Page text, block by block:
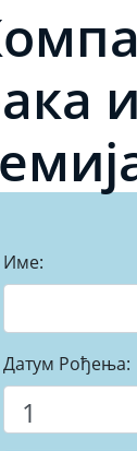
Име:
Датум Рођења: